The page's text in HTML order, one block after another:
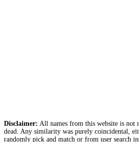
Disclaimer: All names from this website is not
dead. Any similarity was purely coincidental,
randomly pick and match or from user search